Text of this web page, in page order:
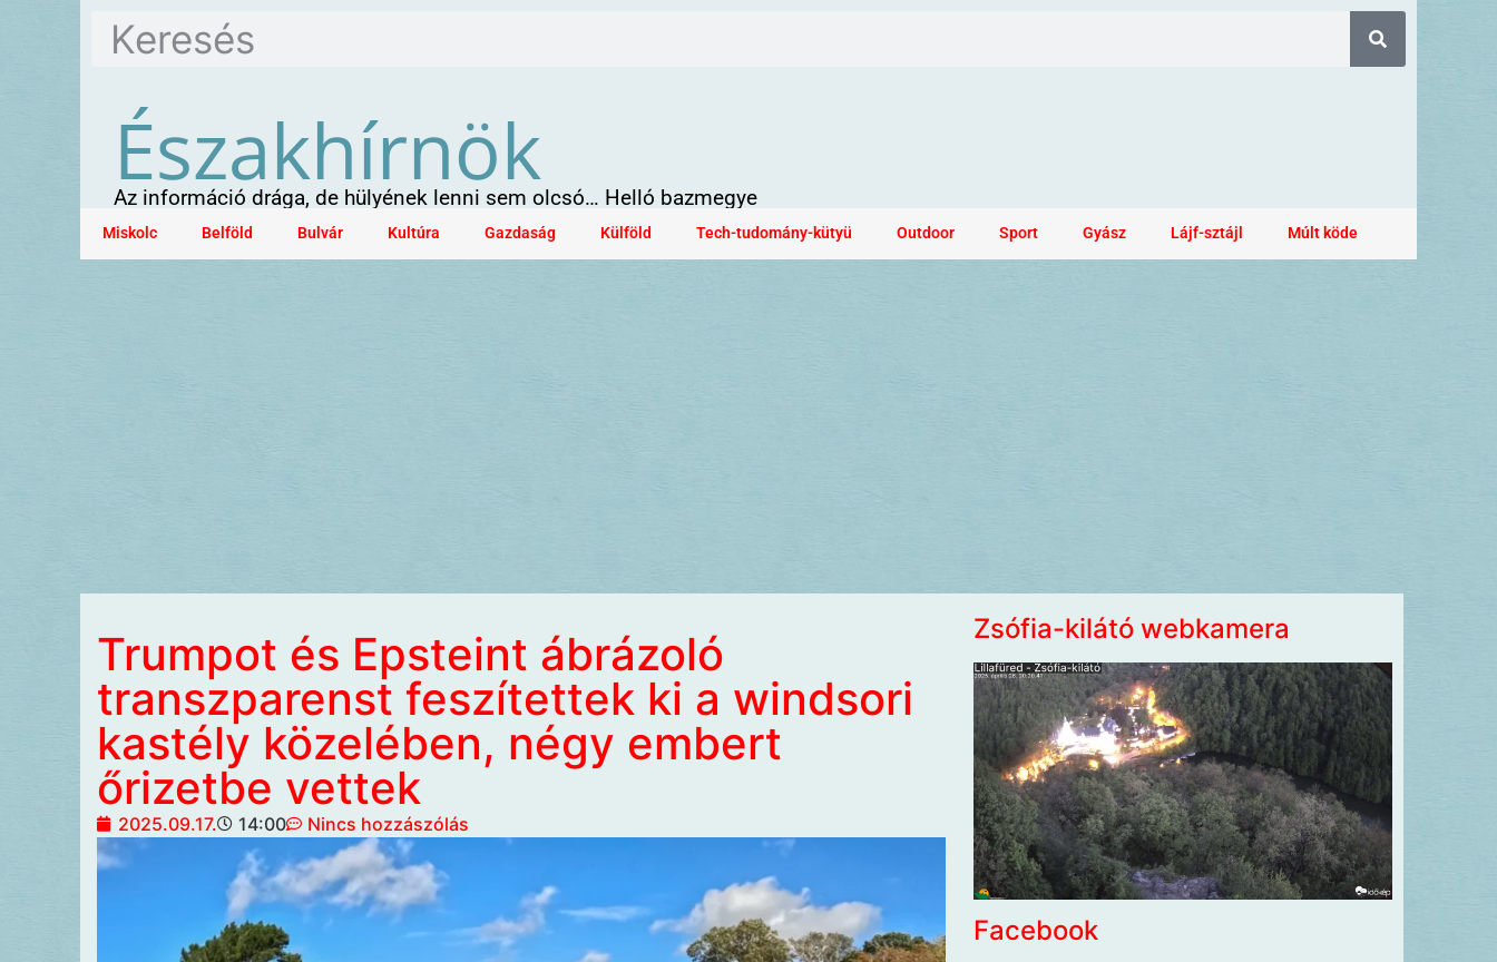
Északhírnök
Az információ drága, de hülyének lenni sem olcsó… Helló bazmegye
Miskolc Belföld Bulvár Kultúra Gazdaság Külföld Tech-tudomány-kütyü Outdoor Sport Gyász Lájf-sztájl Múlt köde
Trumpot és Epsteint ábrázoló
transzparenst feszítettek ki a windsori
kastély közelében, négy embert
őrizetbe vettek
2025.09.17. 14:00 Nincs hozzászólás
Zsófia-kilátó webkamera
Facebook